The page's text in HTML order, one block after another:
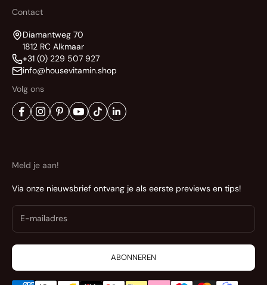
Contact
Diamantweg 70
1812 RC Alkmaar
+31 (0) 229 507 927
info@housevitamin.shop
Volg ons
Meld je aan!
Via onze nieuwsbrief ontvang je als eerste previews en tips!
ABONNEREN